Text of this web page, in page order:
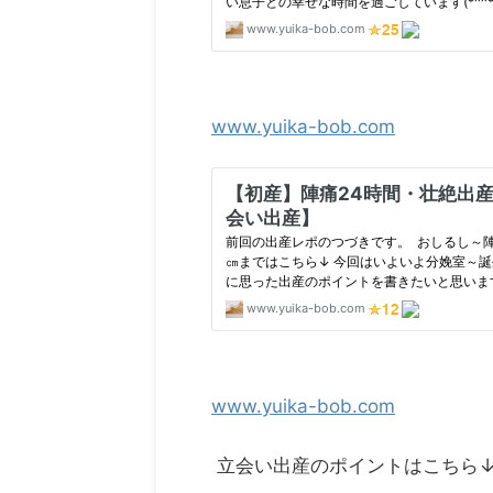
www.yuika-bob.com
www.yuika-bob.com
立会い出産のポイントはこちら